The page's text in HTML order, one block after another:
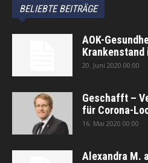
BELIEBTE BEITRÄGE
AOK-
20. Juni 2020 00:00
Geschafft –
für Corona-
16. Mai 2020 00:00
Alexandra M.